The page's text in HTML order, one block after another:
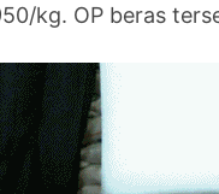
kg. OP beras